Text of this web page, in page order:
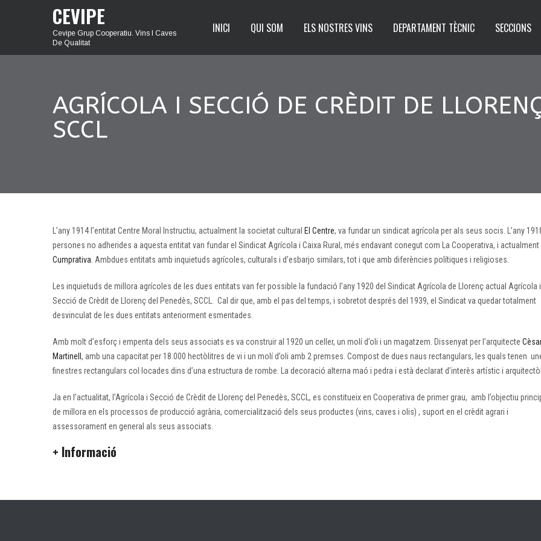
CEVIPE
Cevipe Grup Cooperatiu. Vins I Caves
De Qualitat
INICI QUI SOM ELS NOSTRES VINS DEPARTAMENT TÈCNIC SECCIONS
AGRÍCOLA I SECCIÓ DE CRÈDIT DE
SCCL
L’any 1914 l’entitat Centre Moral Instructiu, actualment la societat cultural El Centre, va fundar un sindicat agrícola per als seus socis. L’any
persones no adherides a aquesta entitat van fundar el Sindicat Agrícola i Caixa Rural, més endavant conegut com La Cooperativa, i actualment
Cumprativa . Ambdues entitats amb inquietuds agrícoles, culturals i d’esbarjo similars, tot i que amb diferències polítiques i religioses.
Les inquietuds de millora agrícoles de les dues entitats van fer possible la fundació l’any 1920 del Sindicat Agrícola de Llorenç actual Agrícola i
Secció de Crèdit de Llorenç del Penedès, SCCL. Cal dir que, amb el pas del temps, i sobretot després del 1939, el Sindicat va quedar totalment
desvinculat de les dues entitats anteriorment esmentades.
Amb molt d’esforç i empenta dels seus associats es va construir al 1920 un celler, un molí d’oli i un magatzem. Dissenyat per l’arquitecte
Martinell , amb una capacitat per 18.000 hectòlitres de vi i un molí d’oli amb 2 premses. Compost de dues naus rectangulars, les quals tenen
finestres rectangulars col·locades dins d’una estructura de rombe. La decoració alterna maó i pedra i està declarat d’interès artístic i
Ja en l’actualitat, l’Agrícola i Secció de Crèdit de Llorenç del Penedès, SCCL, es constitueix en Cooperativa de primer grau, amb l’objectiu
de millora en els processos de producció agrària, comercialització dels seus productes (vins, caves i olis) , suport en el crèdit agrari i
assessorament en general als seus associats.
+ Informació